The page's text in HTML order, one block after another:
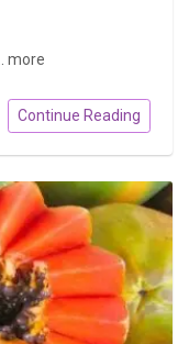
more
Continue Reading